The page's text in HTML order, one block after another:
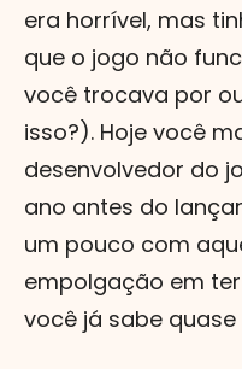
era horrível, mas
que o jogo não
você trocava por
isso?). Hoje você
desenvolvedor do
ano antes do
um pouco com
empolgação em
você já sabe quase